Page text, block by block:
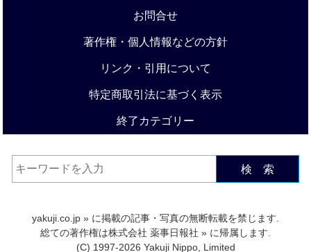
お問合せ
著作権・個人情報などの方針
リンク・引用について
特定商取引法に基づく表示
終了カテゴリー
検 索
yakuji.co.jp » に掲載の記事・写真の無断転載を禁じます.
総ての著作権は株式会社 薬事日報社 » に帰属します.
(C) 1997-2026 Yakuji Nippo, Limited